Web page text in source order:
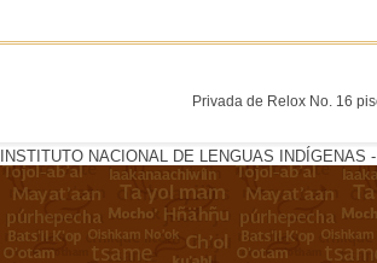
Privada de Relox No. 16
INSTITUTO NACIONAL DE LENGUAS